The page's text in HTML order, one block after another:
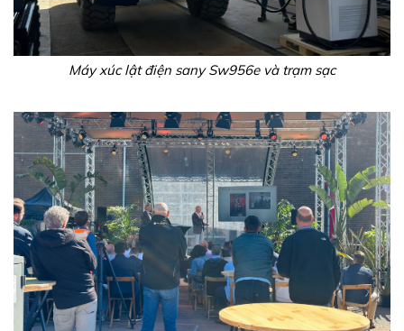
Máy xúc lật điện sany Sw956e và trạm sạc